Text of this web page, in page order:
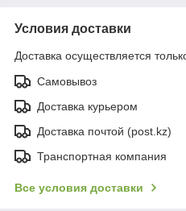
Условия доставки
Доставка осуществляется
Самовывоз
Доставка курьером
Доставка почтой (post.kz)
Транспортная компания
Все условия доставки